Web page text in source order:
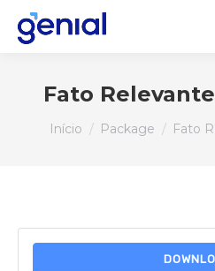
Fato Relevante
Você está aqui:
Início Package Fato